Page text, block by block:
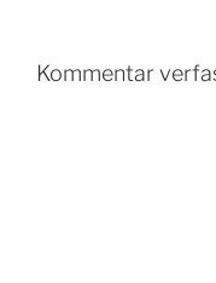
Kommentar